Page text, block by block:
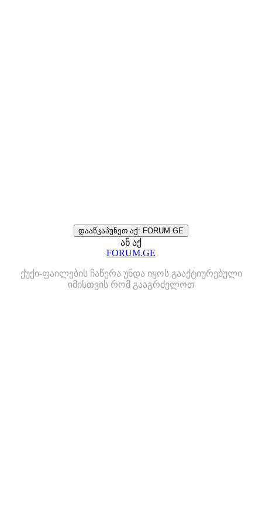
დააწკაპუნეთ აქ: FORUM.GE
ან აქ
FORUM.GE
ქუქი-ფაილების ჩაწერა უნდა იყოს გააქტიურებული
იმისთვის რომ გააგრძელოთ